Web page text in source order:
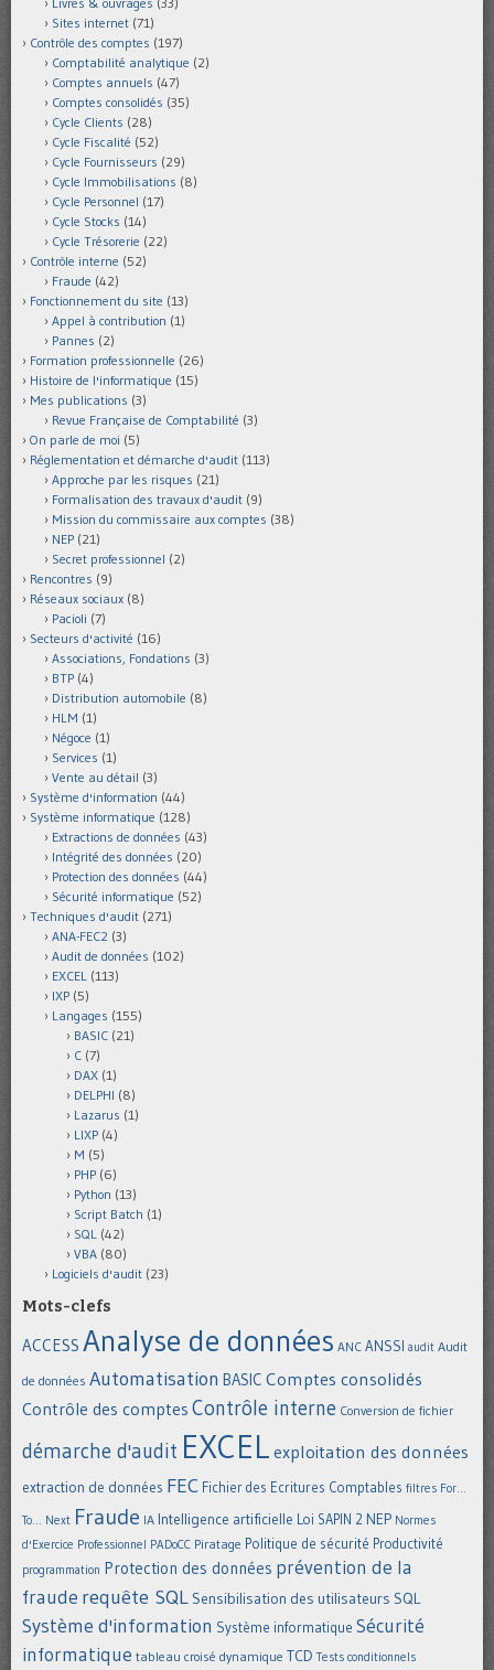
Sites internet (71)
Contrôle des comptes (197)
Comptabilité analytique (2)
Comptes annuels (47)
Comptes consolidés (35)
Cycle Clients (28)
Cycle Fiscalité (52)
Cycle Fournisseurs (29)
Cycle Immobilisations (8)
Cycle Personnel (17)
Cycle Stocks (14)
Cycle Trésorerie (22)
Contrôle interne (52)
Fraude (42)
Fonctionnement du site (13)
Appel à contribution (1)
Pannes (2)
Formation professionnelle (26)
Histoire de l'informatique (15)
Mes publications (3)
Revue Française de Comptabilité (3)
On parle de moi (5)
Réglementation et démarche d'audit (113)
Approche par les risques (21)
Formalisation des travaux d'audit (9)
Mission du commissaire aux comptes (38)
NEP (21)
Secret professionnel (2)
Rencontres (9)
Réseaux sociaux (8)
Pacioli (7)
Secteurs d'activité (16)
Associations, Fondations (3)
BTP (4)
Distribution automobile (8)
HLM (1)
Négoce (1)
Services (1)
Vente au détail (3)
Système d'information (44)
Système informatique (128)
Extractions de données (43)
Intégrité des données (20)
Protection des données (44)
Sécurité informatique (52)
Techniques d'audit (271)
ANA-FEC2 (3)
Audit de données (102)
EXCEL (113)
IXP (5)
Langages (155)
BASIC (21)
C (7)
DAX (1)
DELPHI (8)
Lazarus (1)
LIXP (4)
M (5)
PHP (6)
Python (13)
Script Batch (1)
SQL (42)
VBA (80)
Logiciels d'audit (23)
Mots-clefs
ACCESS Analyse de données ANC ANSSI audit Audit
de données Automatisation BASIC Comptes consolidés
Contrôle des comptes Contrôle interne Conversion de fichier
démarche d'audit EXCEL exploitation des données
extraction de données FEC Fichier des Ecritures Comptables filtres For...
To... Next Fraude IA Intelligence artificielle Loi SAPIN 2 NEP Normes
d'Exercice Professionnel PADoCC Piratage Politique de sécurité Productivité
programmation Protection des données prévention de la
fraude requête SQL Sensibilisation des utilisateurs SQL
Système d'information Système informatique Sécurité
informatique tableau croisé dynamique TCD Tests conditionnels